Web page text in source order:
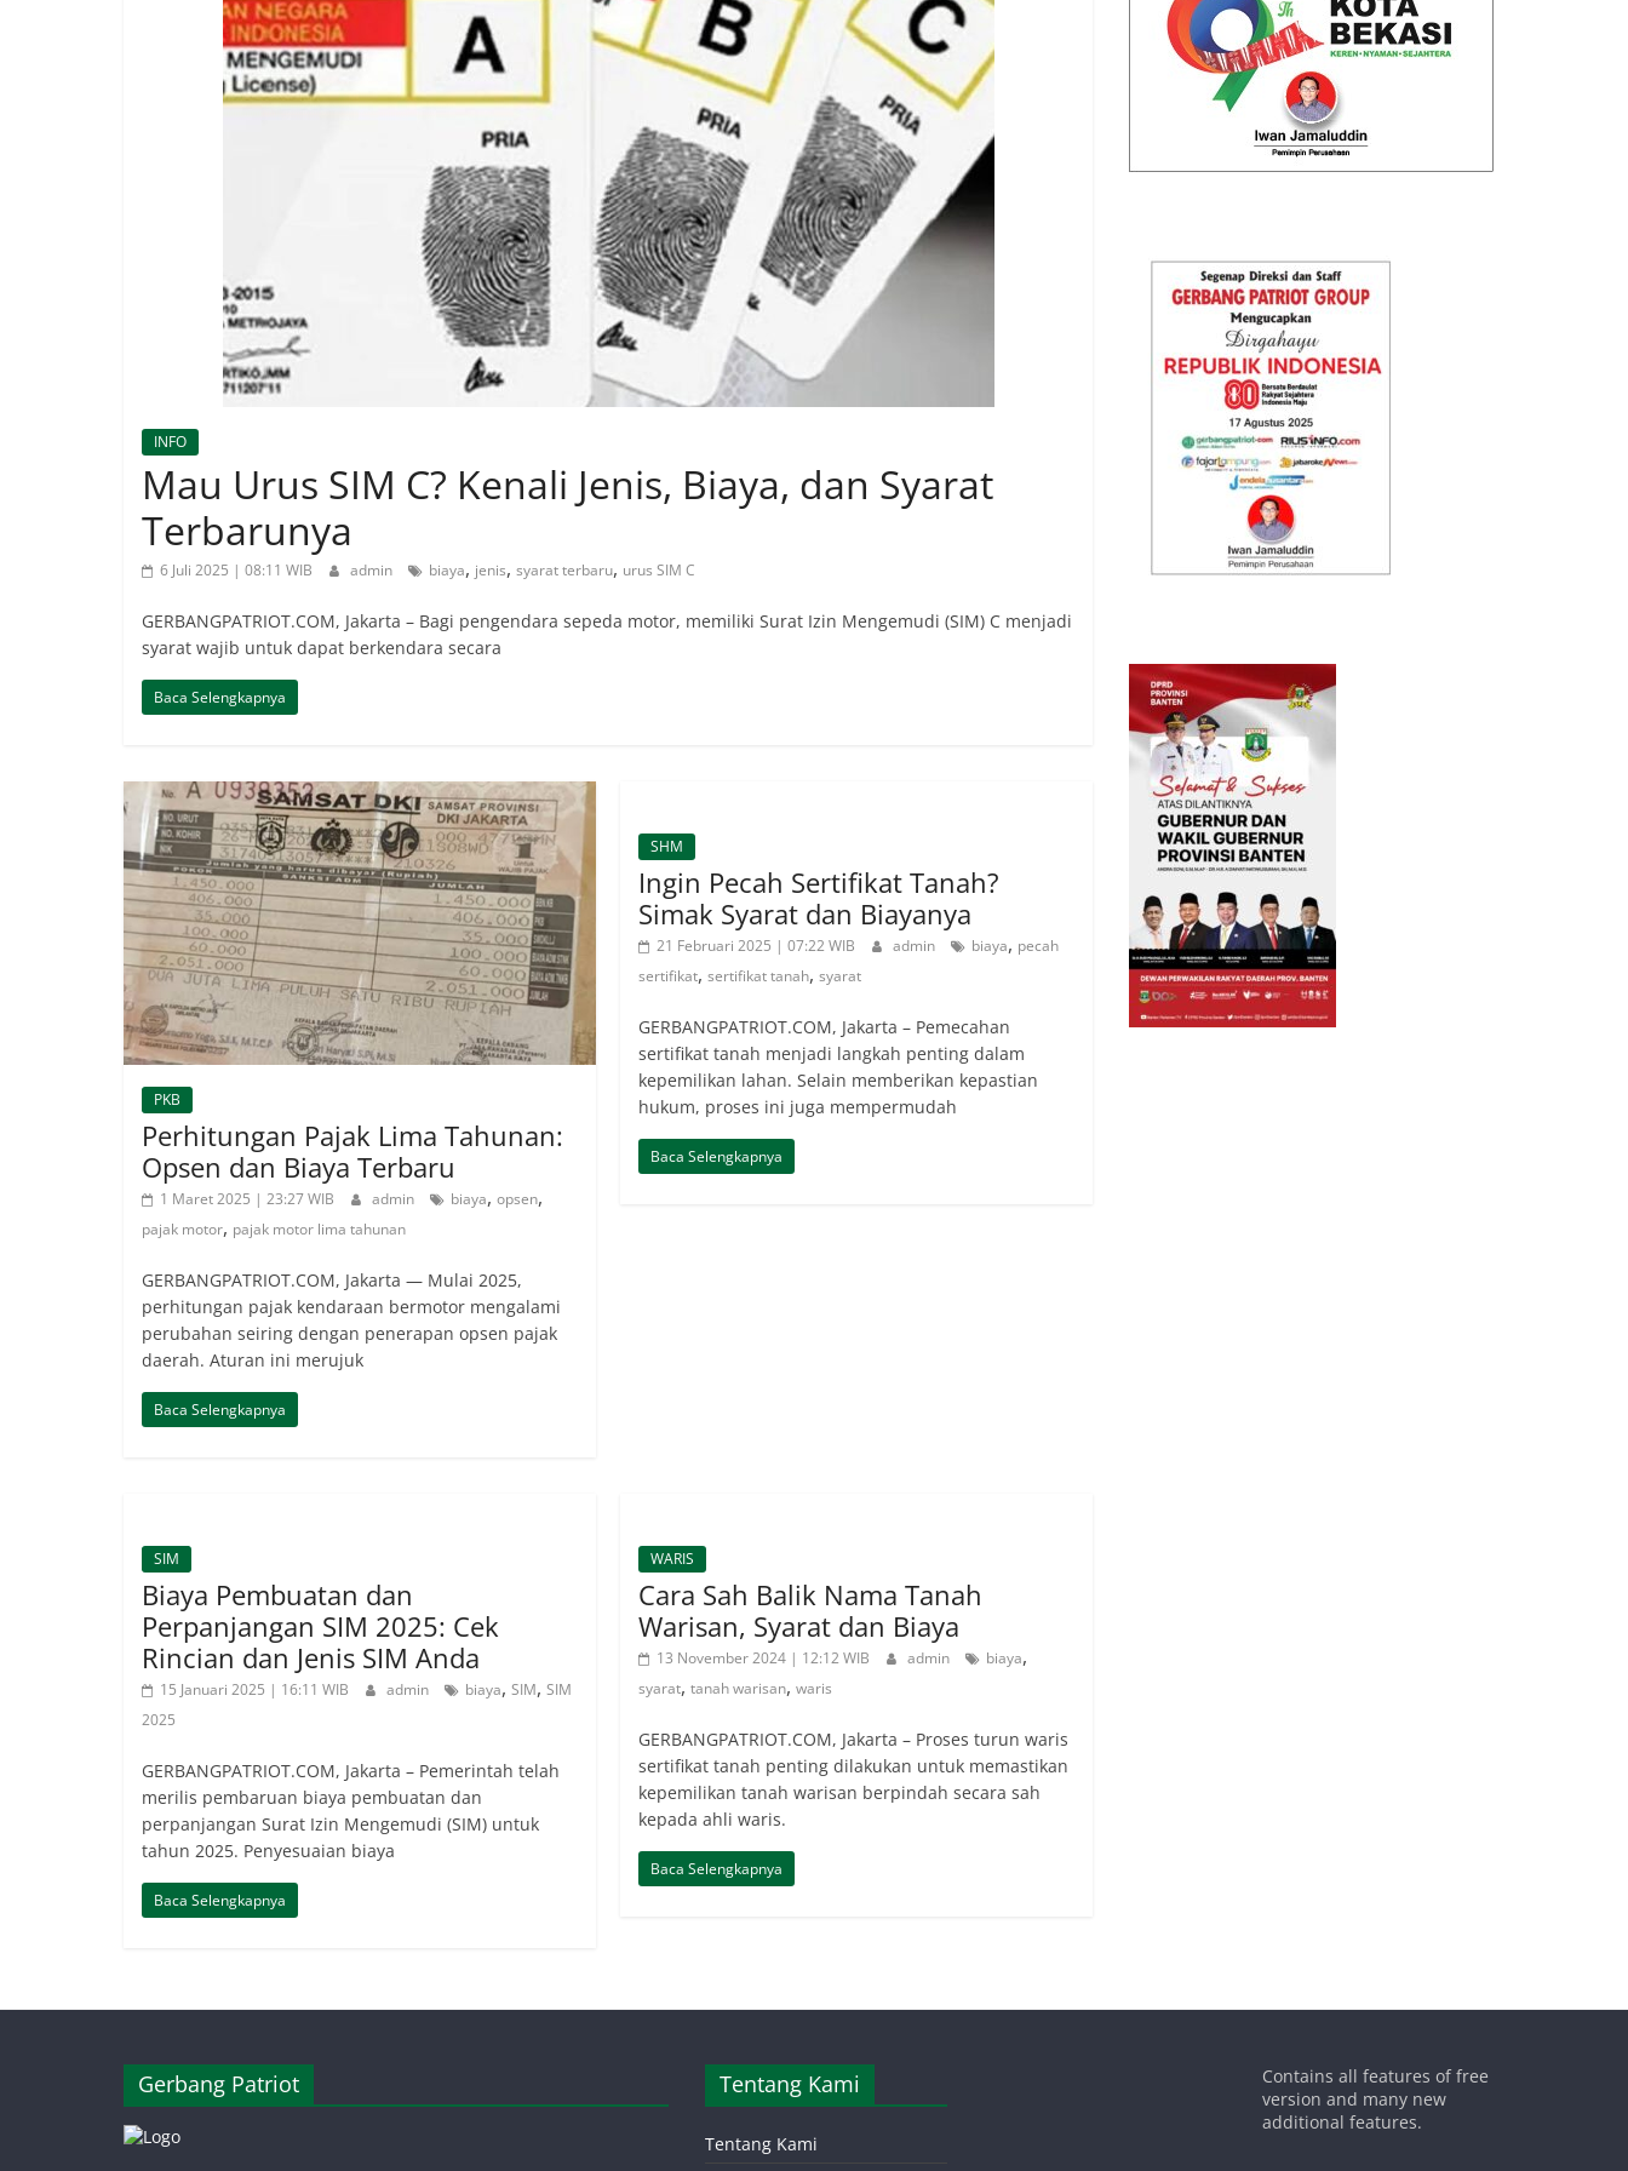
INFO
Mau Urus SIM C? Kenali Jenis, Biaya, dan Syarat
Terbarunya
6 Juli 2025 | 08:11 WIB admin biaya, jenis, syarat terbaru, urus SIM C
GERBANGPATRIOT.COM, Jakarta – Bagi pengendara sepeda motor, memiliki Surat Izin Mengemudi (SIM) C menjadi
syarat wajib untuk dapat berkendara secara
Baca Selengkapnya
PKB
Perhitungan Pajak Lima Tahunan:
Opsen dan Biaya Terbaru
1 Maret 2025 | 23:27 WIB admin biaya, opsen,
pajak motor, pajak motor lima tahunan
GERBANGPATRIOT.COM, Jakarta — Mulai 2025,
perhitungan pajak kendaraan bermotor mengalami
perubahan seiring dengan penerapan opsen pajak
daerah. Aturan ini merujuk
Baca Selengkapnya
SHM
Ingin Pecah Sertifikat Tanah?
Simak Syarat dan Biayanya
21 Februari 2025 | 07:22 WIB admin biaya, pecah
sertifikat,sertifikat tanah,syarat
GERBANGPATRIOT.COM, Jakarta – Pemecahan
sertifikat tanah menjadi langkah penting dalam
kepemilikan lahan. Selain memberikan kepastian
hukum, proses ini juga mempermudah
Baca Selengkapnya
SIM
Biaya Pembuatan dan
Perpanjangan SIM 2025: Cek
Rincian dan Jenis SIM Anda
15 Januari 2025 | 16:11 WIB admin biaya, SIM, SIM
2025
GERBANGPATRIOT.COM, Jakarta – Pemerintah telah
merilis pembaruan biaya pembuatan dan
perpanjangan Surat Izin Mengemudi (SIM) untuk
tahun 2025. Penyesuaian biaya
Baca Selengkapnya
WARIS
Cara Sah Balik Nama Tanah
Warisan, Syarat dan Biaya
13 November 2024 | 12:12 WIB admin biaya,
syarat,tanah warisan,waris
GERBANGPATRIOT.COM, Jakarta – Proses turun waris
sertifikat tanah penting dilakukan untuk memastikan
kepemilikan tanah warisan berpindah secara sah
kepada ahli waris.
Baca Selengkapnya
Gerbang Patriot Tentang Kami
Tentang Kami
Contains all features of free
version and many new
additional features.